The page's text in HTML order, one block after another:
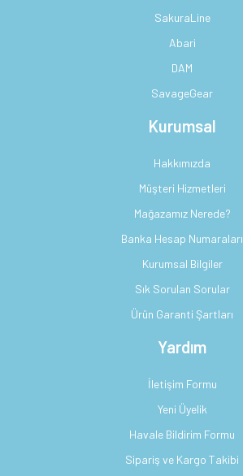
SakuraLine
Abari
DAM
SavageGear
Kurumsal
Hakkımızda
Müşteri Hizmetleri
Mağazamız Nerede?
Banka Hesap Numaraları
Kurumsal Bilgiler
Sık Sorulan Sorular
Ürün Garanti Şartları
Yardım
İletişim Formu
Yeni Üyelik
Havale Bildirim Formu
Sipariş ve Kargo Takibi